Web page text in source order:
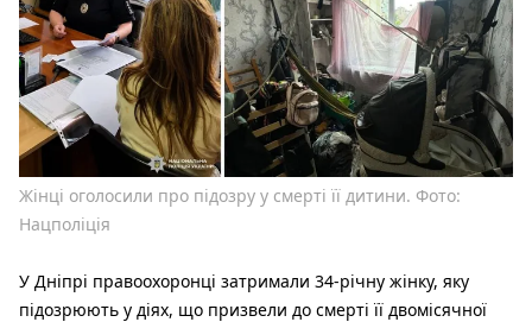
Жінці оголосили про підозру у смерті її дитини. Фото:
Нацполіція
У Дніпрі правоохоронці затримали 34-річну жінку, яку
підозрюють у діях, що призвели до смерті її двомісячної